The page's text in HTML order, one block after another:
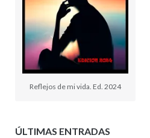
Reflejos de mi vida. Ed. 2024
ÚLTIMAS ENTRADAS